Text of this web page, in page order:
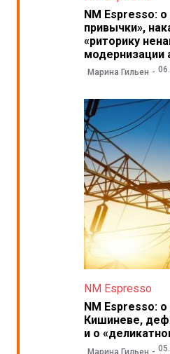
NM Espresso:
привычки»,
«риторику
модернизации
Марина Гильен
NM Espresso
NM Espresso:
Кишиневе,
и о
Марина Гильен